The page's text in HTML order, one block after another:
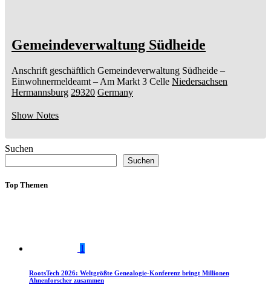
Gemeindeverwaltung Südheide
Anschrift geschäftlich Gemeindeverwaltung Südheide –
Einwohnermeldeamt – Am Markt 3 Celle Niedersachsen
Hermannsburg 29320 Germany
Show Notes
Suchen
Suchen
Top Themen
1
RootsTech 2026: Weltgrößte Genealogie-Konferenz bringt Millionen
Ahnenforscher zusammen